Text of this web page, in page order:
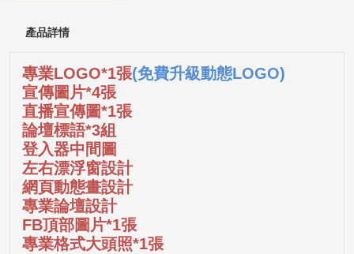
產品詳情
專業LOGO*1張(免費升級動態LOGO)
宣傳圖片*4張
直播宣傳圖*1張
論壇標語*3組
登入器中間圖
左右漂浮窗設計
網頁動態畫設計
專業論壇設計
FB頂部圖片*1張
專業格式大頭照*1張